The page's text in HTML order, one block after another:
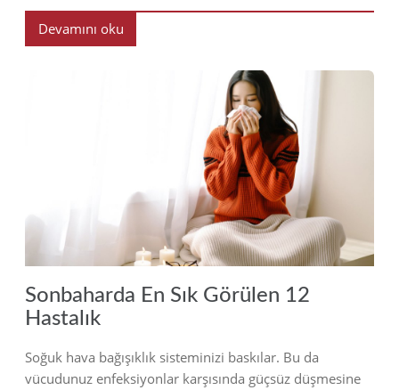
Devamını oku
Sonbaharda En Sık Görülen 12
Hastalık
Soğuk hava bağışıklık sisteminizi baskılar. Bu da
vücudunuz enfeksiyonlar karşısında güçsüz düşmesine